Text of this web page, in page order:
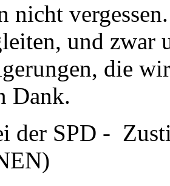
nicht
und zwar
die
Dank.
der SPD -